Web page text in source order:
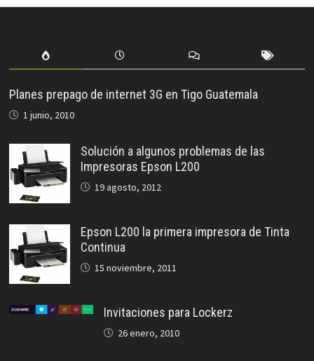
Planes prepago de internet 3G en Tigo Guatemala
1 junio, 2010
Solución a algunos problemas de las
Impresoras Epson L200
19 agosto, 2012
Epson L200 la primera impresora de Tinta
Continua
15 noviembre, 2011
Invitaciones para Lockerz
26 enero, 2010